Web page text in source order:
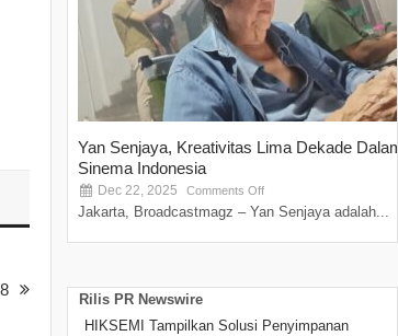
Yan Senjaya, Kreativitas Lima Dekade Dalam
Sinema Indonesia
Dec 22, 2025 Comments Off
Jakarta, Broadcastmagz – Yan Senjaya adalah...
Rilis PR Newswire
HIKSEMI Tampilkan Solusi Penyimpanan